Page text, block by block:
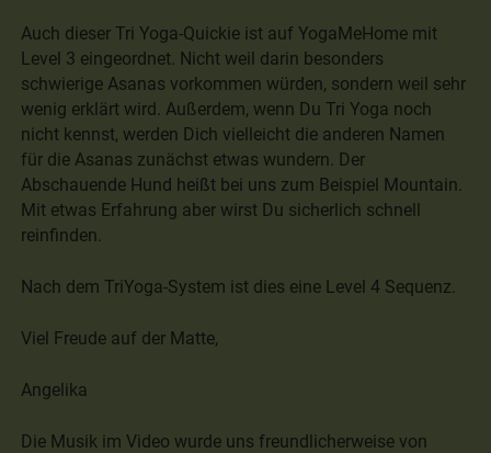
Auch dieser Tri Yoga-Quickie ist auf YogaMeHome mit
Level 3 eingeordnet. Nicht weil darin besonders
schwierige Asanas vorkommen würden, sondern weil sehr
wenig erklärt wird. Außerdem, wenn Du Tri Yoga noch
nicht kennst, werden Dich vielleicht die anderen Namen
für die Asanas zunächst etwas wundern. Der
Abschauende Hund heißt bei uns zum Beispiel Mountain.
Mit etwas Erfahrung aber wirst Du sicherlich schnell
reinfinden.
Nach dem TriYoga-System ist dies eine Level 4 Sequenz.
Viel Freude auf der Matte,
Angelika
Die Musik im Video wurde uns freundlicherweise von